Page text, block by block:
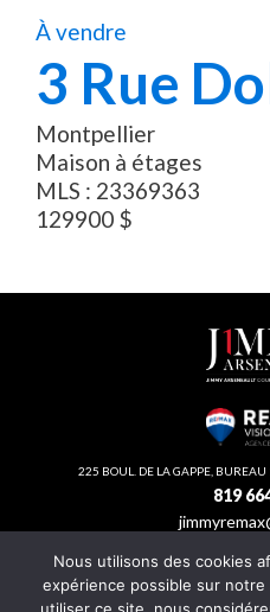
À vendre
3 Rue
Montpellier
Maison à étages
MLS : 23369363
129900 $
225 BOUL. DE LA GAPPE,
819
2026 JIMMY ARSENEAULT - TOUS
Nous utilisons des cookies
expérience possible sur